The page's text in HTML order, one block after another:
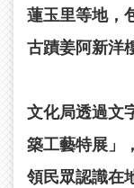
蓮玉里等地，
古蹟姜阿新洋
文化局透過文
築工藝特展」
領民眾認識在